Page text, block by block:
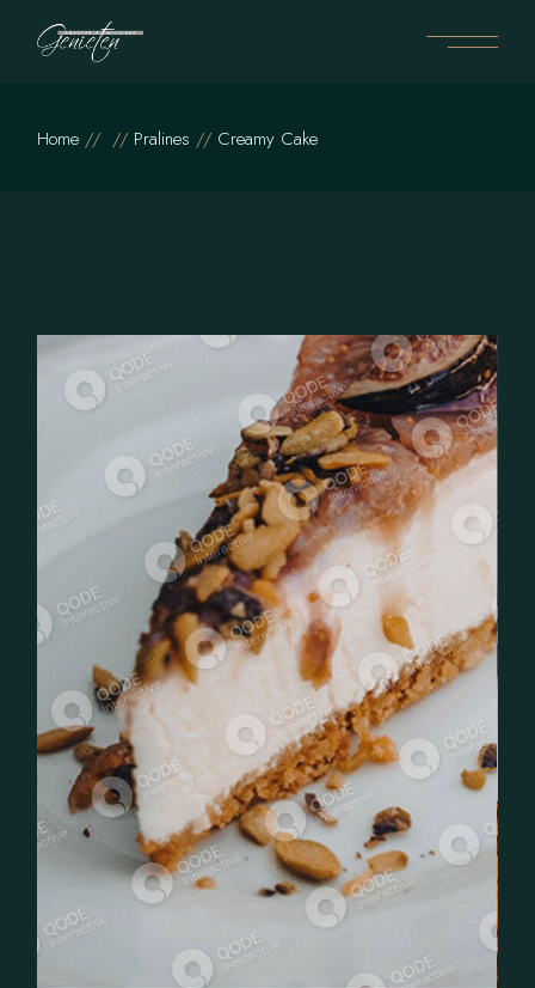
Home Pralines Creamy Cake